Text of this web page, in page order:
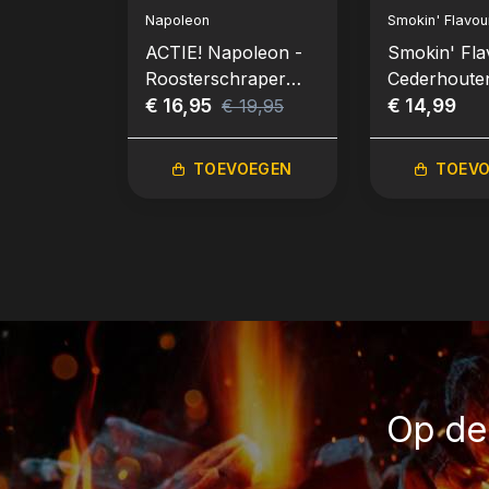
Napoleon
ACTIE! Napoleon -
Roosterschraper
van cederhout
€ 16,95 € 19,95
TOEVOEGEN
Smokin'
Smokin'
Planken |
€ 14,99
Op